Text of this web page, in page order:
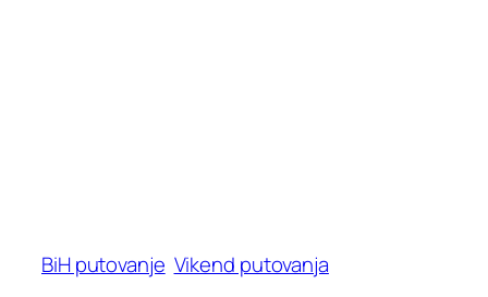
BiH putovanje Vikend putovanja